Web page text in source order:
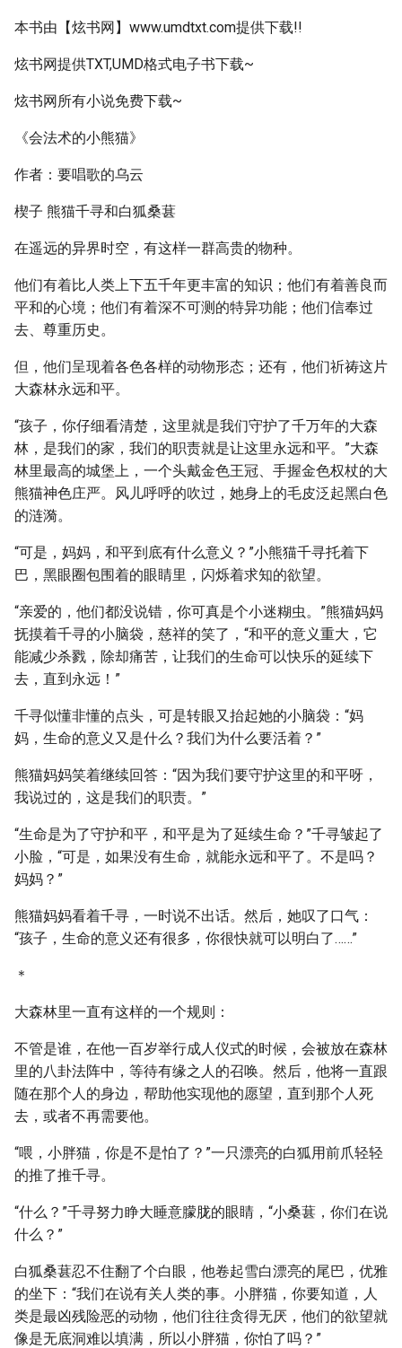
本书由【炫书网】www.umdtxt.com提供下载!!
炫书网提供TXT,UMD格式电子书下载~
炫书网所有小说免费下载~
《会法术的小熊猫》
作者：要唱歌的乌云
楔子 熊猫千寻和白狐桑葚
在遥远的异界时空，有这样一群高贵的物种。
他们有着比人类上下五千年更丰富的知识；他们有着善良而
平和的心境；他们有着深不可测的特异功能；他们信奉过
去、尊重历史。
但，他们呈现着各色各样的动物形态；还有，他们祈祷这片
大森林永远和平。
“孩子，你仔细看清楚，这里就是我们守护了千万年的大森
林，是我们的家，我们的职责就是让这里永远和平。”大森
林里最高的城堡上，一个头戴金色王冠、手握金色权杖的大
熊猫神色庄严。风儿呼呼的吹过，她身上的毛皮泛起黑白色
的涟漪。
“可是，妈妈，和平到底有什么意义？”小熊猫千寻托着下
巴，黑眼圈包围着的眼睛里，闪烁着求知的欲望。
“亲爱的，他们都没说错，你可真是个小迷糊虫。”熊猫妈妈
抚摸着千寻的小脑袋，慈祥的笑了，“和平的意义重大，它
能减少杀戮，除却痛苦，让我们的生命可以快乐的延续下
去，直到永远！”
千寻似懂非懂的点头，可是转眼又抬起她的小脑袋：“妈
妈，生命的意义又是什么？我们为什么要活着？”
熊猫妈妈笑着继续回答：“因为我们要守护这里的和平呀，
我说过的，这是我们的职责。”
“生命是为了守护和平，和平是为了延续生命？”千寻皱起了
小脸，“可是，如果没有生命，就能永远和平了。不是吗？
妈妈？”
熊猫妈妈看着千寻，一时说不出话。然后，她叹了口气：
“孩子，生命的意义还有很多，你很快就可以明白了……”
＊
大森林里一直有这样的一个规则：
不管是谁，在他一百岁举行成人仪式的时候，会被放在森林
里的八卦法阵中，等待有缘之人的召唤。然后，他将一直跟
随在那个人的身边，帮助他实现他的愿望，直到那个人死
去，或者不再需要他。
“喂，小胖猫，你是不是怕了？”一只漂亮的白狐用前爪轻轻
的推了推千寻。
“什么？”千寻努力睁大睡意朦胧的眼睛，“小桑葚，你们在说
什么？”
白狐桑葚忍不住翻了个白眼，他卷起雪白漂亮的尾巴，优雅
的坐下：“我们在说有关人类的事。小胖猫，你要知道，人
类是最凶残险恶的动物，他们往往贪得无厌，他们的欲望就
像是无底洞难以填满，所以小胖猫，你怕了吗？”